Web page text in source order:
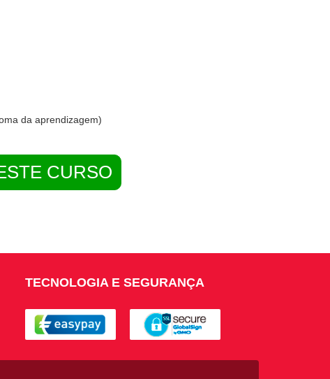
da aprendizagem)
CURSO
TECNOLOGIA E SEGURANÇA